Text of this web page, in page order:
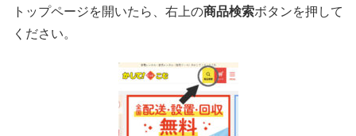
トップページを開いたら、右上の商品検索ボタンを押して
ください。